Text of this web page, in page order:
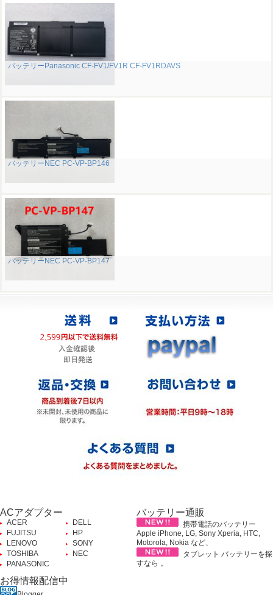
バッテリーPanasonic CF-FV1/FV1R CF-FV1RDAVS
バッテリーNEC PC-VP-BP146
バッテリーNEC PC-VP-BP147
ACアダプター
ACER
DELL
FUJITSU
HP
LENOVO
SONY
TOSHIBA
NEC
PANASONIC
バッテリー通販
携帯電話のバッテリー
Apple iPhone, LG, Sony Xperia, HTC,
Motorola, Nokia など、
タブレット バッテリーを探
すなら 。
お得情報配信中